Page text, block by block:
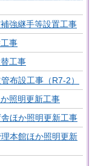
強継手等設置工事
事
工事
布設工事（R7-2）
照明更新工事
ほか照明更新工事
本館ほか照明更新